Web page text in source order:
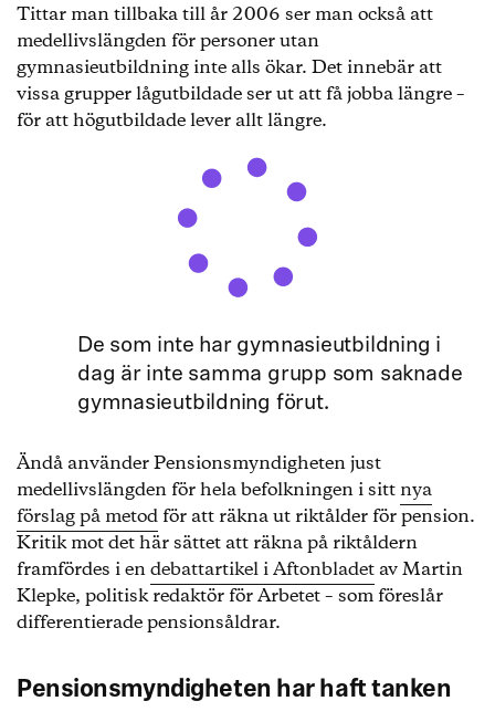
Födda mellan 1970 och 1982: 69 år (gäller
från 2039)
Födda mellan 1983 och 1996: 70 år (gäller
Födda mellan 1997 och 2012: 71 år (gäller
Från och med födelseår 2013: 72 år (gäller från
Tittar man tillbaka till år 2006 ser man också att
medellivslängden för personer utan
gymnasieutbildning inte alls ökar. Det innebär att
vissa grupper lågutbildade ser ut att få jobba längre –
för att högutbildade lever allt längre.
De som inte har gymnasieutbildning i
dag är inte samma grupp som saknade
gymnasieutbildning förut.
Ändå använder Pensionsmyndigheten just
medellivslängden för hela befolkningen i sittnya
förslag på metodför att räkna ut riktålder för pension.
Kritik mot det här sättet att räkna på riktåldern
framfördes i endebattartikel i Aftonbladet av Martin
Klepke, politisk redaktör för Arbetet – som föreslår
differentierade pensionsåldrar.
Pensionsmyndigheten har haft tanken